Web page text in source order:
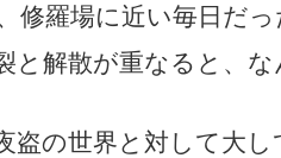
修羅場に近い毎日だっ
と解散が重なると、
盗の世界と対して大